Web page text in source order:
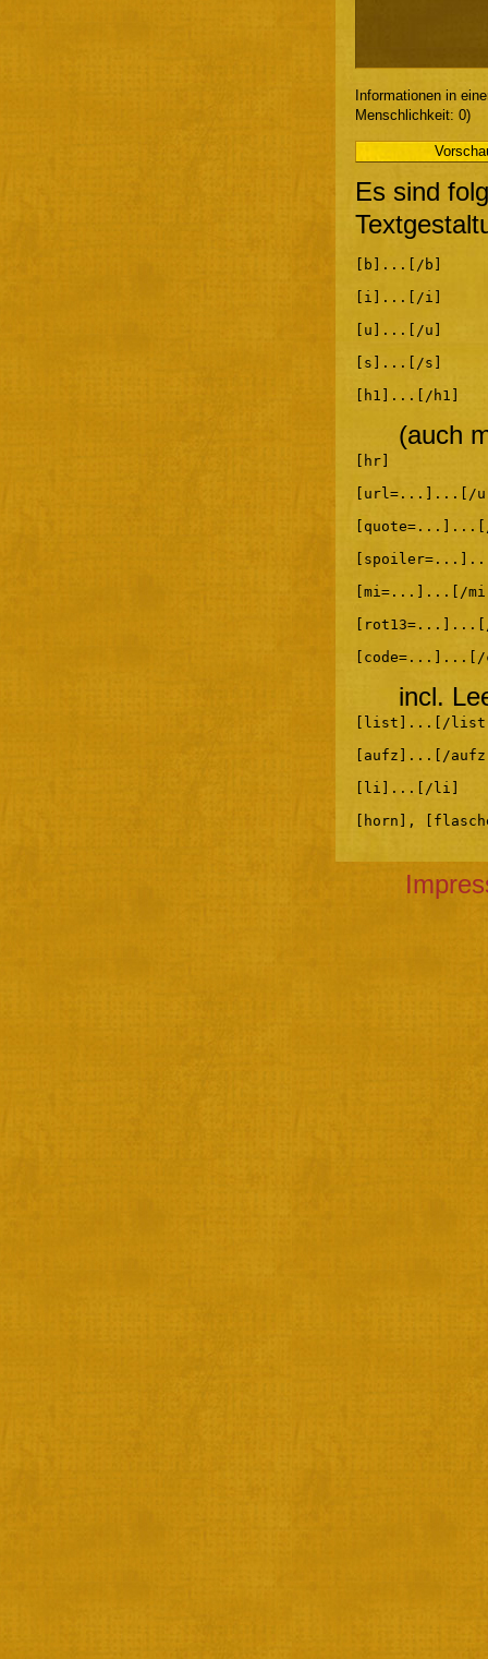
Informationen in
Menschlichkeit: 0)
Es sind
[b]...[/b]
[i]...[/i]
[u]...[/u]
[s]...[/s]
[h1]...[/h1]
(auch
[hr]
[url=...]...[/
[mi=...]...[/
[code=...]...[/
incl.
[list]...[/
[aufz]...[/
[li]...[/li]
[horn],